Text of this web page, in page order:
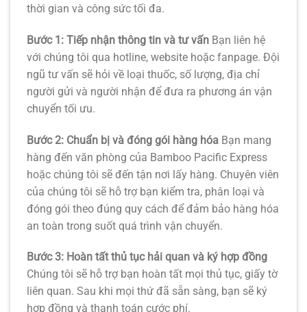
thời gian và công sức tối đa.
Bước 1: Tiếp nhận thông tin và tư vấn Bạn liên hệ
với chúng tôi qua hotline, website hoặc fanpage. Đội
ngũ tư vấn sẽ hỏi về loại thuốc, số lượng, địa chỉ
người gửi và người nhận để đưa ra phương án vận
chuyển tối ưu.
Bước 2: Chuẩn bị và đóng gói hàng hóa Bạn mang
hàng đến văn phòng của Bamboo Pacific Express
hoặc chúng tôi sẽ đến tận nơi lấy hàng. Chuyên viên
của chúng tôi sẽ hỗ trợ bạn kiểm tra, phân loại và
đóng gói theo đúng quy cách để đảm bảo hàng hóa
an toàn trong suốt quá trình vận chuyển.
Bước 3: Hoàn tất thủ tục hải quan và ký hợp đồng
Chúng tôi sẽ hỗ trợ bạn hoàn tất mọi thủ tục, giấy tờ
liên quan. Sau khi mọi thứ đã sẵn sàng, bạn sẽ ký
hợp đồng và thanh toán cước phí.